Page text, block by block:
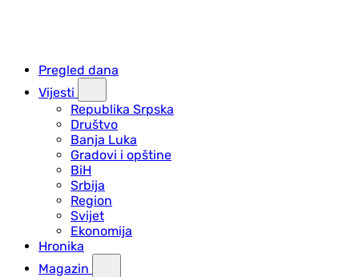
Pregled dana
Vijesti
Republika Srpska
Društvo
Banja Luka
Gradovi i opštine
BiH
Srbija
Region
Svijet
Ekonomija
Hronika
Magazin